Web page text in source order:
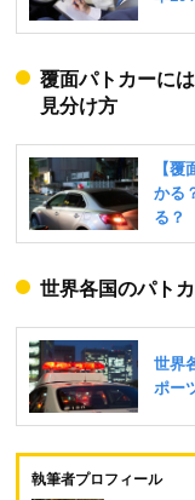
覆面パトカーに
見分け方
世界各国のパト
執筆者プロフィール